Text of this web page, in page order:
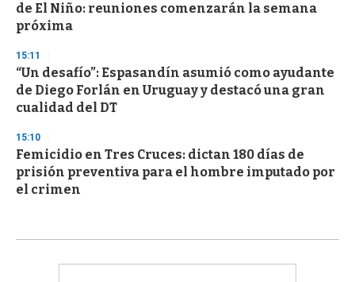
de El Niño: reuniones comenzarán la semana
próxima
15:11
“Un desafío”: Espasandín asumió como ayudante
de Diego Forlán en Uruguay y destacó una gran
cualidad del DT
15:10
Femicidio en Tres Cruces: dictan 180 días de
prisión preventiva para el hombre imputado por
el crimen